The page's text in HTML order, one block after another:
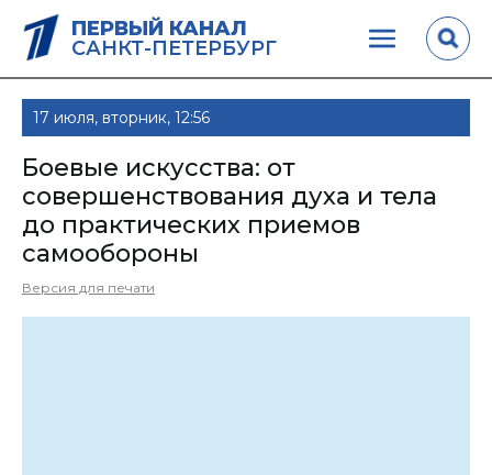
ПЕРВЫЙ КАНАЛ
САНКТ-ПЕТЕРБУРГ
17 июля, вторник, 12:56
Боевые искусства: от
совершенствования духа и тела
до практических приемов
самообороны
Версия для печати